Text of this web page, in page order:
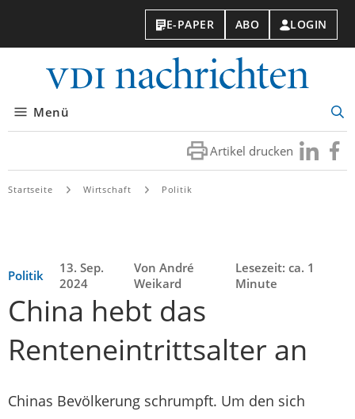
E-PAPER ABO LOGIN
Menü
Artikel drucken Besuchen
Sie
Sie
Startseite Wirtschaft Politik
Politik
13. Sep.
2024
Von André
Weikard
Lesezeit: ca. 1
Minute
China hebt das
Renteneintrittsalter an
Chinas Bevölkerung schrumpft. Um den sich